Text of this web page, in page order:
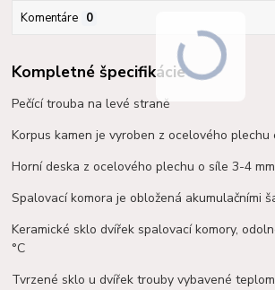
Komentáre 0
Kompletné špecifikácie
Pečící trouba na levé straně
Korpus kamen je vyroben z ocelového plechu
Horní deska z ocelového plechu o síle 3-4 mm
Spalovací komora je obložená akumulačními
Keramické sklo dvířek spalovací komory,
°C
Tvrzené sklo u dvířek trouby vybavené